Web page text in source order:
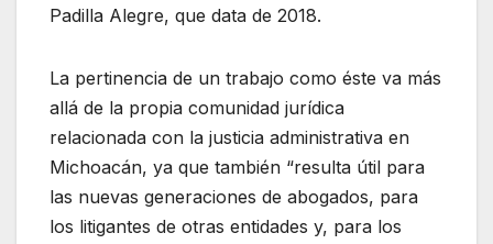
Padilla Alegre, que data de 2018.
La pertinencia de un trabajo como éste va más
allá de la propia comunidad jurídica
relacionada con la justicia administrativa en
Michoacán, ya que también “resulta útil para
las nuevas generaciones de abogados, para
los litigantes de otras entidades y, para los